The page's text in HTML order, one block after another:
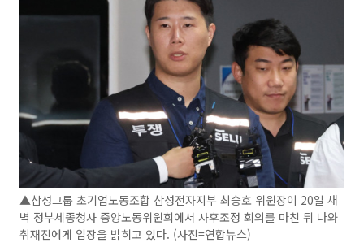
▲삼성그룹 초기업노동조합 삼성전자지부 최승호 위원장이 20일 새
벽 정부세종청사 중앙노동위원회에서 사후조정 회의를 마친 뒤 나와
취재진에게 입장을 밝히고 있다. (사진=연합뉴스)